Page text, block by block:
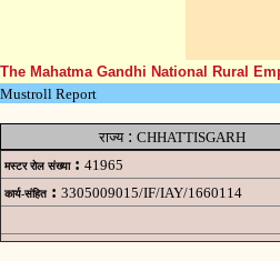
The Mahatma Gandhi National Rural
Mustroll Report
राज्य: CHHATTISGARH
मस्टर रोल संख्या : 41965
कार्य-संहित : 3305009015/IF/IAY/1660114